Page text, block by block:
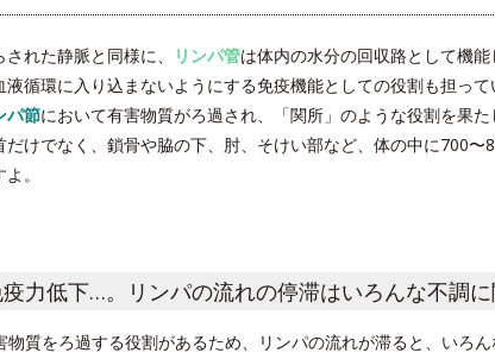
れた静脈と同様に、 リンパ管は体内の水分の回収路として機
循環に入り込まないようにする免疫機能としての役割も担って
パ節において有害物質がろ過され、「関所」のような役割を果
だけでなく、鎖骨や脇の下、肘、そけい部など、体の中に700〜
。
力低下…。リンパの流れの停滞はいろんな不調に
物質をろ過する役割があるため、リンパの流れが滞ると、いろ